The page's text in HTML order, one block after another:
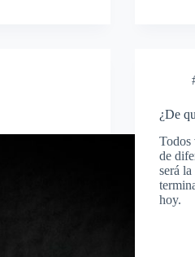
¿De
Todos
de
será
hoy.